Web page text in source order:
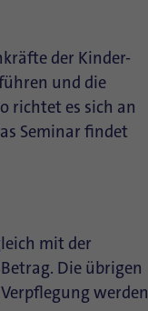
der Kinder-
und die
richtet es sich an
Seminar findet
mit der
Die übrigen
werden